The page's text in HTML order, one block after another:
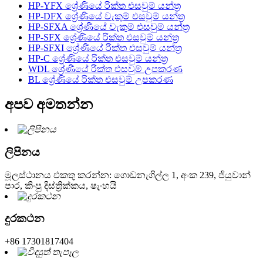
HP-YFX ශ්‍රේණියේ රික්ත එසවුම් යන්ත්‍ර
HP-DFX ශ්‍රේණියේ වැකුම් එසවුම් යන්ත්‍ර
HP-SFXA ශ්‍රේණියේ වැකුම් එසවුම් යන්ත්‍ර
HP-SFX ශ්‍රේණියේ රික්ත එසවුම් යන්ත්‍ර
HP-SFXI ශ්‍රේණියේ රික්ත එසවුම් යන්ත්‍ර
HP-C ශ්‍රේණියේ රික්ත එසවුම් යන්ත්‍ර
WDL ශ්‍රේණියේ රික්ත එසවුම් උපකරණ
BL ශ්‍රේණියේ රික්ත එසවුම් උපකරණ
අපව අමතන්න
ලිපිනය
මූලස්ථානය එකතු කරන්න: ගොඩනැගිල්ල 1, අංක 239, ජියුවාන්
පාර, කිංපු දිස්ත්‍රික්කය, ෂැංහයි
දුරකථන
+86 17301817404